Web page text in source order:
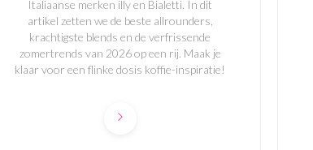
Italiaanse merken illy en Bialetti. In dit
artikel zetten we de beste allrounders,
krachtigste blends en de verfrissende
zomertrends van 2026 op een rij. Maak je
klaar voor een flinke dosis koffie-inspiratie!